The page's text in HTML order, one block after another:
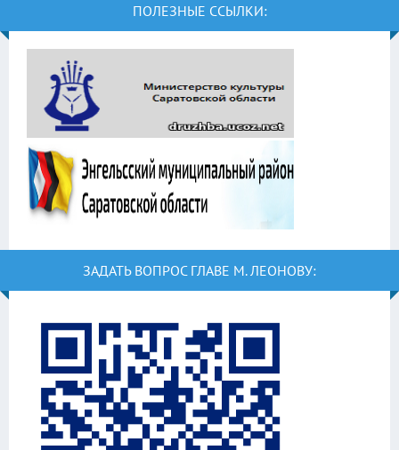
ПОЛЕЗНЫЕ ССЫЛКИ:
ЗАДАТЬ ВОПРОС ГЛАВЕ М. ЛЕОНОВУ: